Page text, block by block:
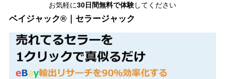
お気軽に30日間無料で体験してください
ベイジャック®｜セラージャック